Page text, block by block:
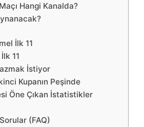
Hangi Kanalda?
İlk 11
11
İstiyor
Kupanın Peşinde
Öne Çıkan İstatistikler
(FAQ)